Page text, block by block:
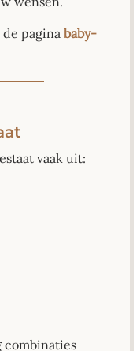
de paginababy-
vaak uit:
combinaties